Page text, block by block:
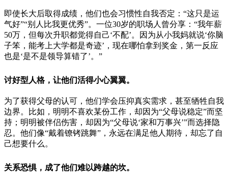
即使长大后取得成绩，他们也会习惯性自我否定：“这只是运
气好”“别人比我更优秀”。一位30岁的职场人曾分享：“我年薪
50万，但每次升职都觉得自己‘不配’。因为从小我妈就说‘你脑
子笨，能考上大学都是奇迹’，现在哪怕拿到奖金，第一反应
也是‘是不是领导算错了’。”
讨好型人格，让他们活得小心翼翼。
为了获得父母的认可，他们学会压抑真实需求，甚至牺牲自我
边界。比如，明明不喜欢某份工作，却因为“父母说稳定”而坚
持；明明被伴侣伤害，却因为“父母说‘家和万事兴’”而选择隐
忍。他们像“戴着镣铐跳舞”，永远在满足他人期待，却忘了自
己想要什么。
关系恐惧，成了他们难以跨越的坎。